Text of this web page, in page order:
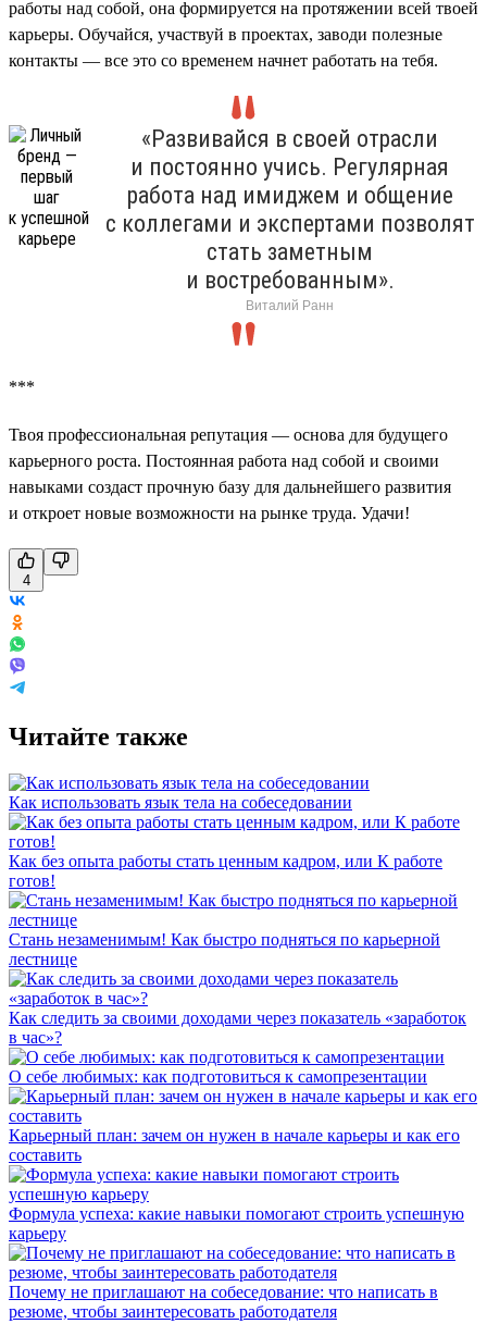
работы над собой, она формируется на протяжении всей твоей
карьеры. Обучайся, участвуй в проектах, заводи полезные
контакты — все это со временем начнет работать на тебя.
«Развивайся в своей отрасли
и постоянно учись. Регулярная
работа над имиджем и общение
с коллегами и экспертами позволят
стать заметным
и востребованным».
Виталий Ранн
***
Твоя профессиональная репутация — основа для будущего
карьерного роста. Постоянная работа над собой и своими
навыками создаст прочную базу для дальнейшего развития
и откроет новые возможности на рынке труда. Удачи!
4
Читайте также
Как использовать язык тела на собеседовании
Как без опыта работы стать ценным кадром, или К работе
готов!
Стань незаменимым! Как быстро подняться по карьерной
лестнице
Как следить за своими доходами через показатель «заработок
в час»?
О себе любимых: как подготовиться к самопрезентации
Карьерный план: зачем он нужен в начале карьеры и как его
составить
Формула успеха: какие навыки помогают строить успешную
карьеру
Почему не приглашают на собеседование: что написать в
резюме, чтобы заинтересовать работодателя